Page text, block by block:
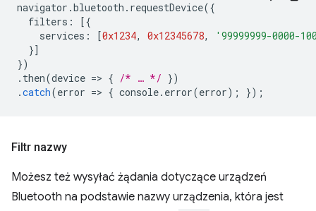
navigator .bluetooth . requestDevice({
filters :
[{
services : [0x1234, 0x12345678,
'99999999-0000-
}]
})
. then(device => { /* … */ })
.catch(error => { console. error(error); });
Filtr nazwy
Możesz też wysyłać żądania dotyczące urządzeń
Bluetooth na podstawie nazwy urządzenia, która jest